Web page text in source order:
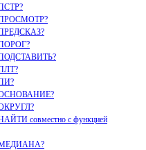
=ПРОСМОТР?
=ОСНОВАНИЕ?
совместно с функцией
=МЕДИАНА?